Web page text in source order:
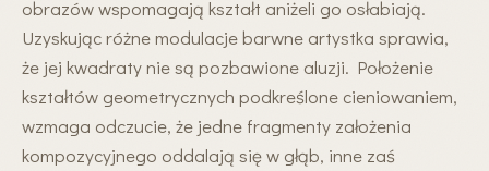
obrazów wspomagają kształt aniżeli go osłabiają.
Uzyskując różne modulacje barwne artystka sprawia,
że jej kwadraty nie są pozbawione aluzji. Położenie
kształtów geometrycznych podkreślone cieniowaniem,
wzmaga odczucie, że jedne fragmenty założenia
kompozycyjnego oddalają się w głąb, inne zaś